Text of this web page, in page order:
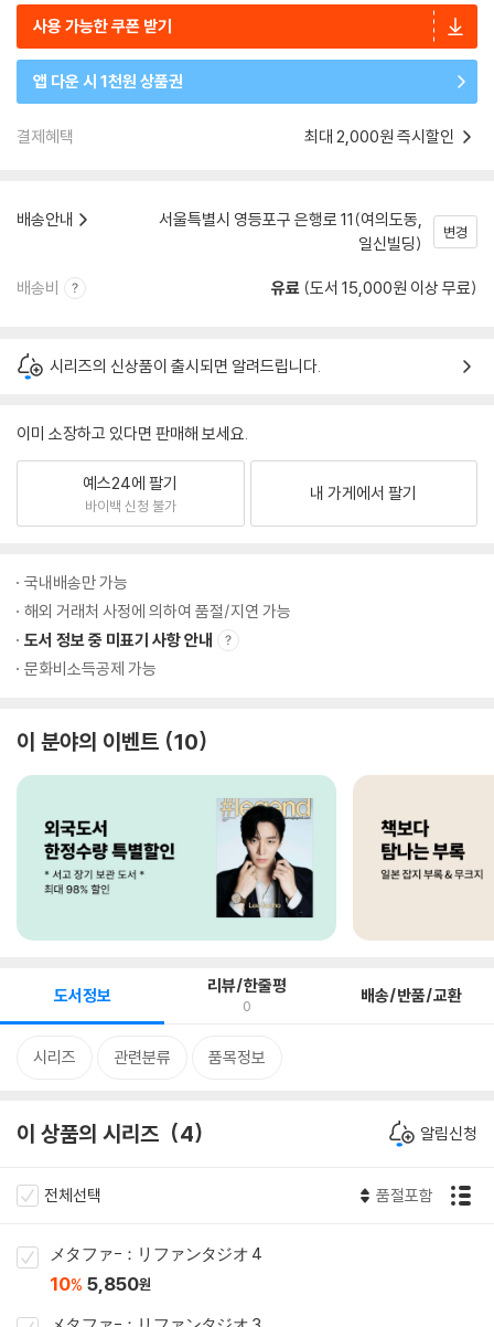
사용 가능한 쿠폰 받기
앱 다운 시 1천원 상품권
결제혜택 최대 2,000원 즉시할인
배송안내
서울특별시 영등포구 은행로 11(여의도동,
일신빌딩)
변경
배송비 유료 (도서 15,000원 이상 무료)
시리즈의 신상품이 출시되면 알려드립니다.
이미 소장하고 있다면 판매해 보세요.
예스24에 팔기
바이백 신청 불가
내 가게에서 팔기
국내배송만 가능
해외 거래처 사정에 의하여 품절/지연 가능
도서 정보 중 미표기 사항 안내
문화비소득공제 가능
이 분야의 이벤트 10
도서정보 리뷰/한줄평
0 배송/반품/교환
시리즈 관련분류 품목정보
이 상품의 시리즈 4 알림신청
전체선택 품절포함
メタファ-：リファンタジオ 4
10% 5,850원